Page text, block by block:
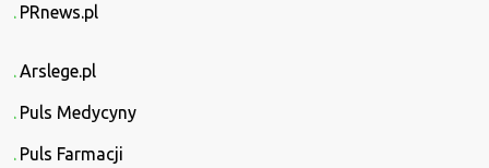
PRnews.pl
Arslege.pl
Puls Medycyny
Puls Farmacji